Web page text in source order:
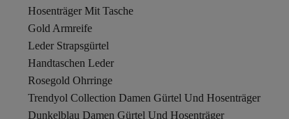
Hosenträger Mit Tasche
Gold Armreife
Leder Strapsgürtel
Handtaschen Leder
Rosegold Ohrringe
Trendyol Collection Damen Gürtel Und Hosenträger
Dunkelblau Damen Gürtel Und Hosenträger